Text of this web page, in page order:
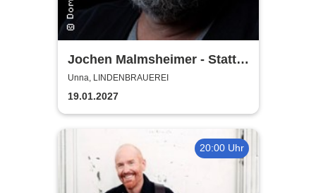
Jochen Malmsheimer - Statt
wesentlich die Welt bewegt,
hab ich wohl nur das Meer
gepflügt
Unna, LINDENBRAUEREI
19.01.2027
20:00 Uhr